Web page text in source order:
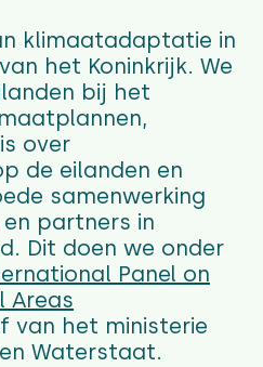
klimaatadaptatie in
het Koninkrijk. We
bij het
over
de eilanden en
samenwerking
partners in
Dit doen we onder
Panel on
Areas
van het ministerie
Waterstaat.